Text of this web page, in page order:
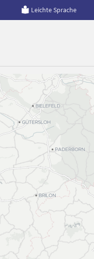
Leichte Sprache